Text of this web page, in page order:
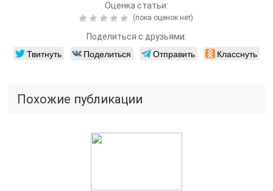
Оценка статьи:
(пока оценок нет)
Поделиться с друзьями:
Твитнуть Поделиться Отправить Класснуть
Похожие публикации